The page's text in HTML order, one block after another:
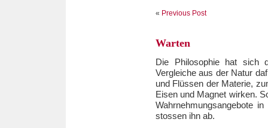
« Previous Post
Warten
Die Philosophie hat sich
Vergleiche aus der Natur
und Flüssen der Materie,
Eisen und Magnet wirken.
Wahrnehmungsangebote
stossen ihn ab.